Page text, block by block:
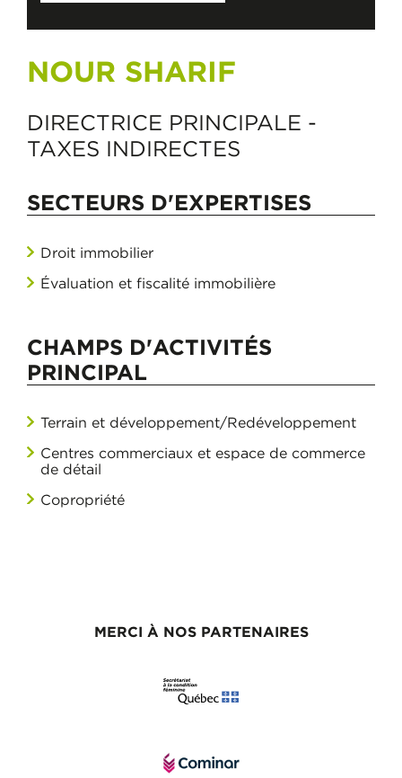
NOUR SHARIF
DIRECTRICE PRINCIPALE -
TAXES INDIRECTES
SECTEURS D'EXPERTISES
Droit immobilier
Évaluation et fiscalité immobilière
CHAMPS D'ACTIVITÉS
PRINCIPAL
Terrain et développement/Redéveloppement
Centres commerciaux et espace de commerce
de détail
Copropriété
MERCI À NOS PARTENAIRES